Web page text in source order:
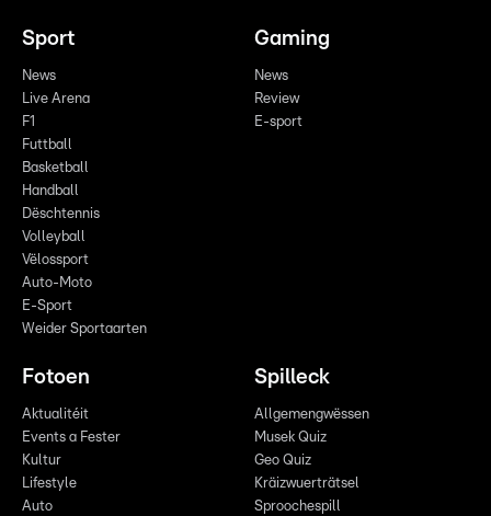
Sport
News
Live Arena
F1
Futtball
Basketball
Handball
Dëschtennis
Volleyball
Vëlossport
Auto-Moto
E-Sport
Weider Sportaarten
Gaming
News
Review
E-sport
Fotoen
Aktualitéit
Events a Fester
Kultur
Lifestyle
Auto
Spilleck
Allgemengwëssen
Musek Quiz
Geo Quiz
Kräizwuerträtsel
Sproochespill